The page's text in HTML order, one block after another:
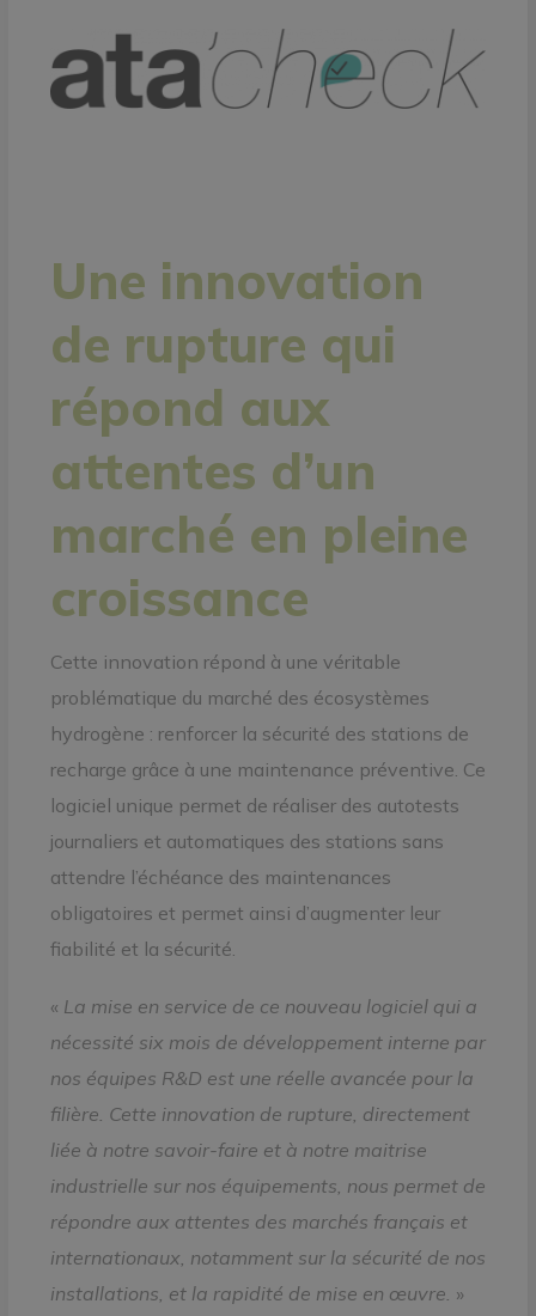
Une innovation
de rupture qui
répond aux
attentes d’un
marché en pleine
croissance
Cette innovation répond à une véritable
problématique du marché des écosystèmes
hydrogène : renforcer la sécurité des stations de
recharge grâce à une maintenance préventive. Ce
logiciel unique permet de réaliser des autotests
journaliers et automatiques des stations sans
attendre l’échéance des maintenances
obligatoires et permet ainsi d’augmenter leur
fiabilité et la sécurité.
« La mise en service de ce nouveau logiciel qui a
nécessité six mois de développement interne par
nos équipes R&D est une réelle avancée pour la
filière. Cette innovation de rupture, directement
liée à notre savoir-faire et à notre maitrise
industrielle sur nos équipements, nous permet de
répondre aux attentes des marchés français et
internationaux, notamment sur la sécurité de nos
installations, et la rapidité de mise en œuvre. »